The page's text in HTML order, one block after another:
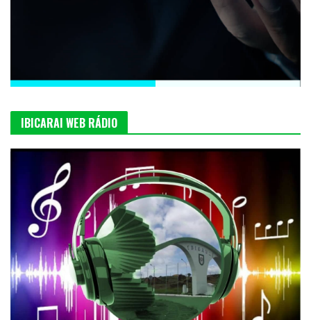
IBICARAI WEB RÁDIO